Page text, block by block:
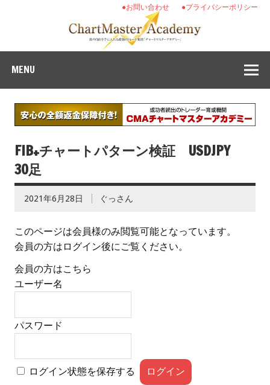
●プライバシーポリシー
●お問い合わせ
MENU
FIB+チャートパターン検証 USDJPY
30足
2021年6月28日 ぐっさん
このページは会員様のみ閲覧可能となっています。
会員の方はログイン後にご覧ください。
会員の方はこちら
ユーザー名
パスワード
ログイン状態を保存する